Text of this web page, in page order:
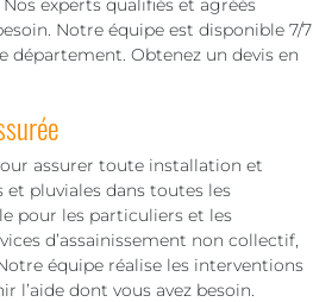
experts qualifiés et agréés
Notre équipe est disponible 7/7
département. Obtenez un devis en
assurer toute installation et
et pluviales dans toutes les
pour les particuliers et les
d’assainissement non collectif,
équipe réalise les interventions
l’aide dont vous avez besoin.